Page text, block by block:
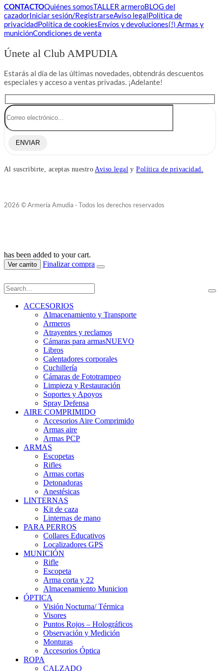
CONTACTOQuiénes somosTALLER armeroBLOG del
cazadorIniciar sesión/RegistrarseAviso legalPolítica de
privacidadPolítica de cookiesEnvíos y devoluciones(!) Armas y
municiónCondiciones de venta
Únete al Club AMPUDIA
Estarás al día de las últimas novedades, obtendrás descuentos
especiales y acceso a ventas privadas. ¡Adelante!
ENVIAR
Al suscribirte, aceptas nuestro Aviso legal yPolítica de privacidad.
2026 © Armería Amudia · Todos los derechos reservados
has been added to your cart.
Ver carrito Finalizar compra
ACCESORIOS
Almacenamiento y Transporte
Armeros
Atrayentes y reclamos
Cámaras para armasNUEVO
Libros
Calentadores corporales
Cuchillería
Cámaras de Fototrampeo
Limpieza y Restauración
Soportes y Apoyos
Spray Defensa
AIRE COMPRIMIDO
Accesorios Aire Comprimido
Armas aire
Armas PCP
ARMAS
Escopetas
Rifles
Armas cortas
Detonadoras
Anestésicas
LINTERNAS
Kit de caza
Linternas de mano
PARA PERROS
Collares Educativos
Localizadores GPS
MUNICIÓN
Rifle
Escopeta
Arma corta y 22
Almacenamiento Municion
ÓPTICA
Visión Nocturna/ Térmica
Visores
Puntos Rojos – Holográficos
Observación y Medición
Monturas
Accesorios Óptica
ROPA
CALZADO